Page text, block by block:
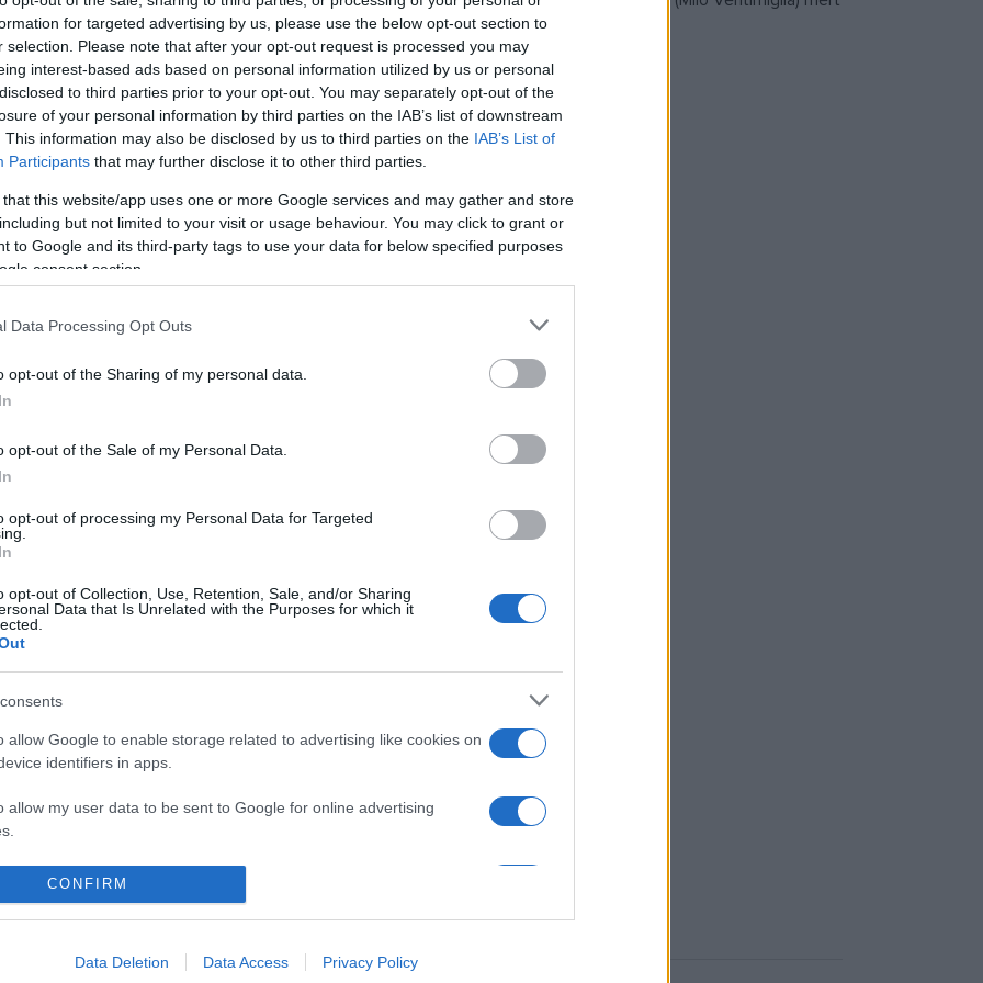
for targeted advertising by us, please use the below opt-out section to
selection. Please note that after your opt-out request is processed you may
interest-based ads based on personal information utilized by us or personal
to third parties prior to your opt-out. You may separately opt-out of the
of your personal information by third parties on the IAB’s list of downstream
This information may also be disclosed by us to third parties on the IAB’s List of
Participants that may further disclose it to other third parties.
that this website/app uses one or more Google services and may gather and store
but not limited to your visit or usage behaviour. You may click to grant or
to Google and its third-party tags to use your data for below specified purposes
consent section.
Data Processing Opt Outs
opt-out of the Sharing of my personal data.
opt-out of the Sale of my Personal Data.
opt-out of processing my Personal Data for Targeted
opt-out of Collection, Use, Retention, Sale, and/or Sharing
Data that Is Unrelated with the Purposes for which it
allow Google to enable storage related to advertising like cookies on
identifiers in apps.
allow my user data to be sent to Google for online advertising
allow Google to send me personalized advertising.
CONFIRM
Data Deletion Data Access Privacy Policy
és legizgalmasabbak - és a legveszélyesebbek is.
David Winkler